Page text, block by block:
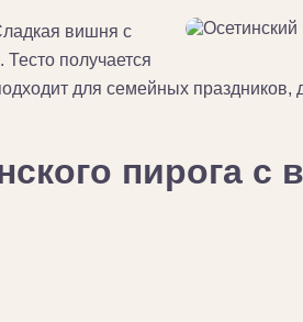
вишня с
получается
для семейных праздников,
пирога с